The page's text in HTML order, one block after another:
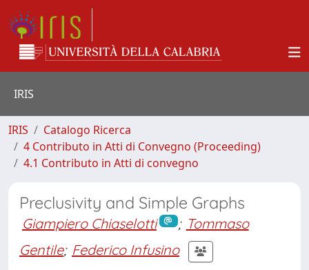
IRIS
IRIS
Catalogo Ricerca
4 Contributo in Atti di Convegno (Proceeding)
4.1 Contributo in Atti di convegno
Preclusivity and Simple Graphs
Giampiero Chiaselotti ; Tommaso
Gentile; Federico Infusino